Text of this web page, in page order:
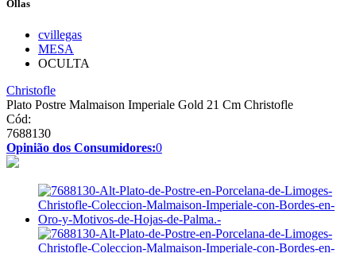
Ollas
cvillegas
MESA
OCULTA
Christofle
Plato Postre Malmaison Imperiale Gold 21 Cm Christofle
Cód:
7688130
Opinião dos Consumidores:0